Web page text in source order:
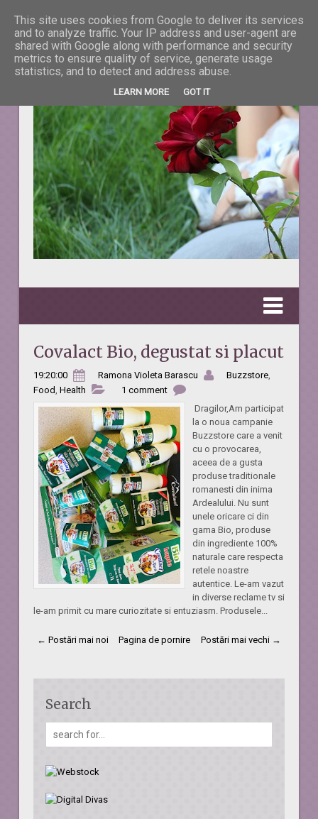
La taifas cu
DESPRE TOT CEEA CE NE ÎNFRUMUSEŢEAZĂ VIAŢA.
Covalact Bio, degustat si placut
19:20:00 Ramona Violeta Barascu Buzzstore,
Food Health
1 comment
Dragilor,Am participat
la o noua campanie
Buzzstore care a venit
cu o provocarea,
aceea de a gusta
produse traditionale
romanesti din inima
Ardealului. Nu sunt
unele oricare ci din
gama Bio, produse
din ingrediente 100%
naturale care respecta
retele noastre
autentice. Le-am vazut
in diverse reclame tv si
le-am primit cu mare curiozitate si entuziasm. Produsele...
← Postări mai noi Postări mai vechi →
Pagina de pornire
Search
This site uses cookies from Google to deliver its services
and to analyze traffic. Your IP address and user-agent are
shared with Google along with performance and security
metrics to ensure quality of service, generate usage
statistics, and to detect and address abuse.
LEARN MORE GOT IT